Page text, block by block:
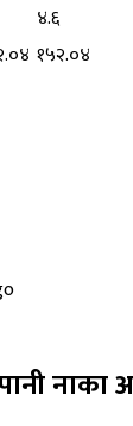
४.६
१५२.०४